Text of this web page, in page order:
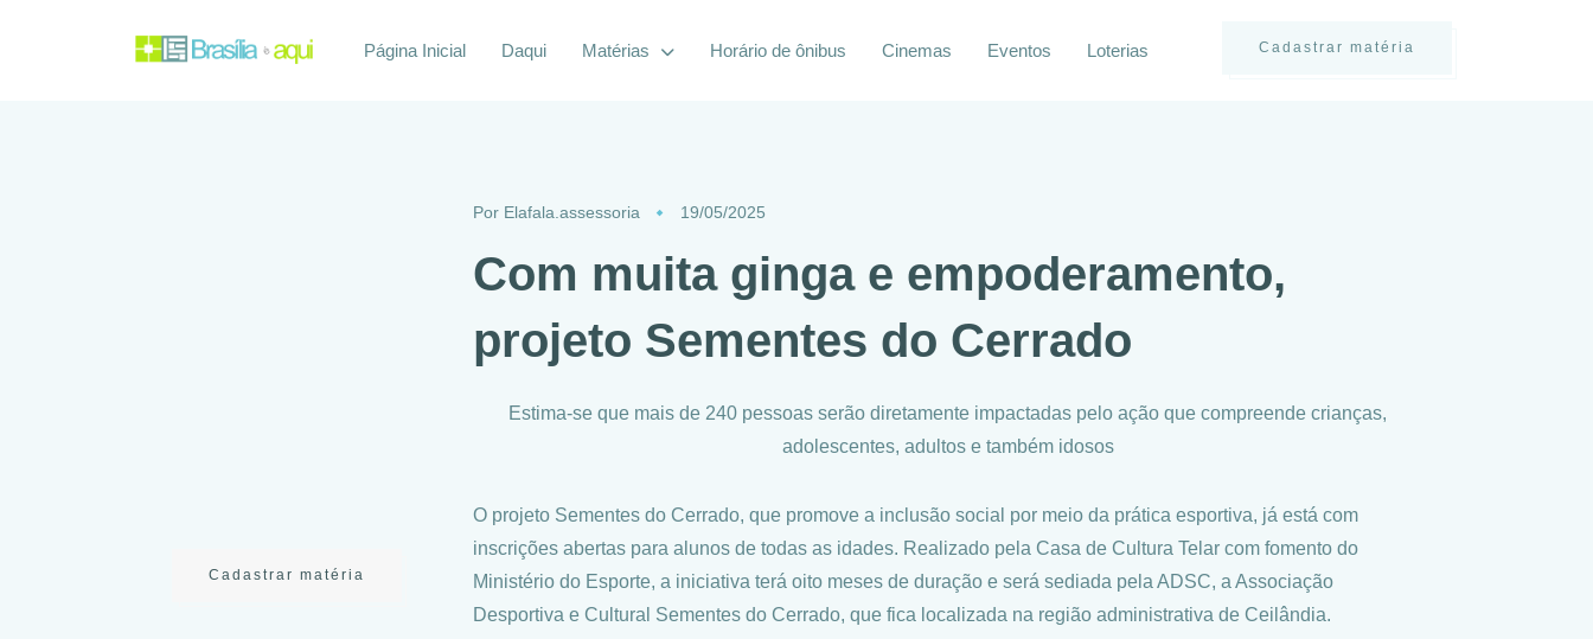
Cadastrar matéria
Página Inicial Daqui Matérias Horário de ônibus Cinemas Eventos Loterias
Por Elafala.assessoria 19/05/2025
Com muita ginga e empoderamento,
projeto Sementes do Cerrado
Estima-se que mais de 240 pessoas serão diretamente impactadas pelo ação que compreende crianças,
adolescentes, adultos e também idosos
O projeto Sementes do Cerrado, que promove a inclusão social por meio da prática esportiva, já está com
inscrições abertas para alunos de todas as idades. Realizado pela Casa de Cultura Telar com fomento do
Ministério do Esporte, a iniciativa terá oito meses de duração e será sediada pela ADSC, a Associação
Desportiva e Cultural Sementes do Cerrado, que fica localizada na região administrativa de Ceilândia.
Cadastrar matéria